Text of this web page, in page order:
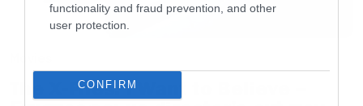
functionality and fraud prevention, and other
user protection.
CONFIRM
[poll id=”6″]
The X-Files: I Want to Believe –